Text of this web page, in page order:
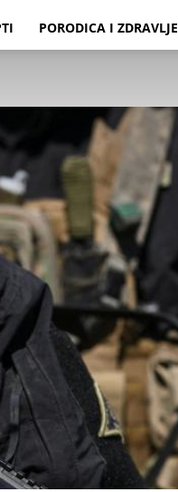
PORODICA I ZDRAVLJE